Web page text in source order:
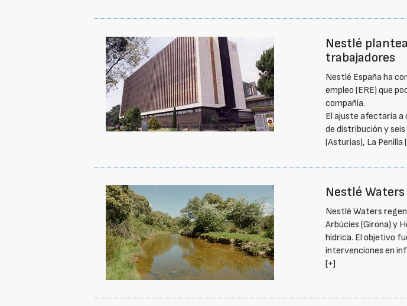
Nestlé
trabajadores
Nestlé España ha
empleo (ERE) que
compañía.
El ajuste afectaría a
de distribución y
(Asturias), La Penilla
Nestlé
Nestlé Waters
Arbúcies (Girona) y
hídrica. El objetivo
intervenciones en
[+]